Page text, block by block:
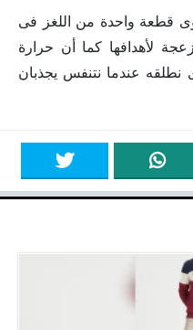
قطعة واحدة من اللغز فى
لأهدافها كما أن حرارة
نطلقه عندما نتنفس يجذبان